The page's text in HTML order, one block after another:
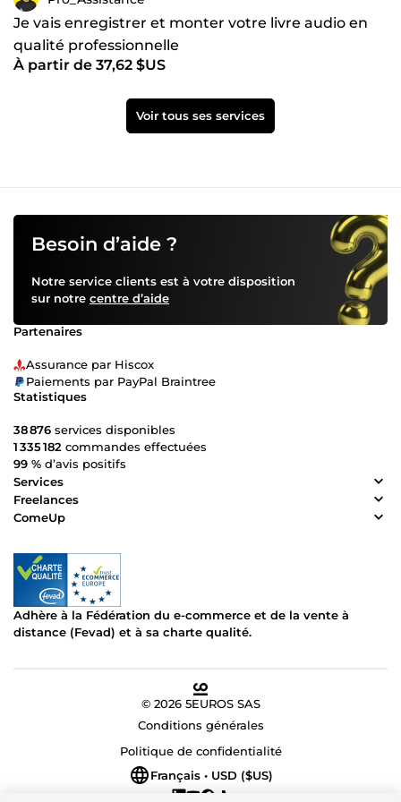
Je vais enregistrer et monter votre livre audio en
qualité professionnelle
À partir de 37,62 $US
Voir tous ses services
Besoin d’aide ?
Notre service clients est à votre disposition
sur notre centre d’aide
Partenaires
Assurance par Hiscox
Paiements par PayPal Braintree
Statistiques
38 876 services disponibles
1 335 182 commandes effectuées
99 % d’avis positifs
Services
Freelances
ComeUp
Adhère à la Fédération du e-commerce et de la vente à
distance (Fevad) et à sa charte qualité.
© 2026 5EUROS SAS
Conditions générales
Politique de confidentialité
Français • USD ($US)